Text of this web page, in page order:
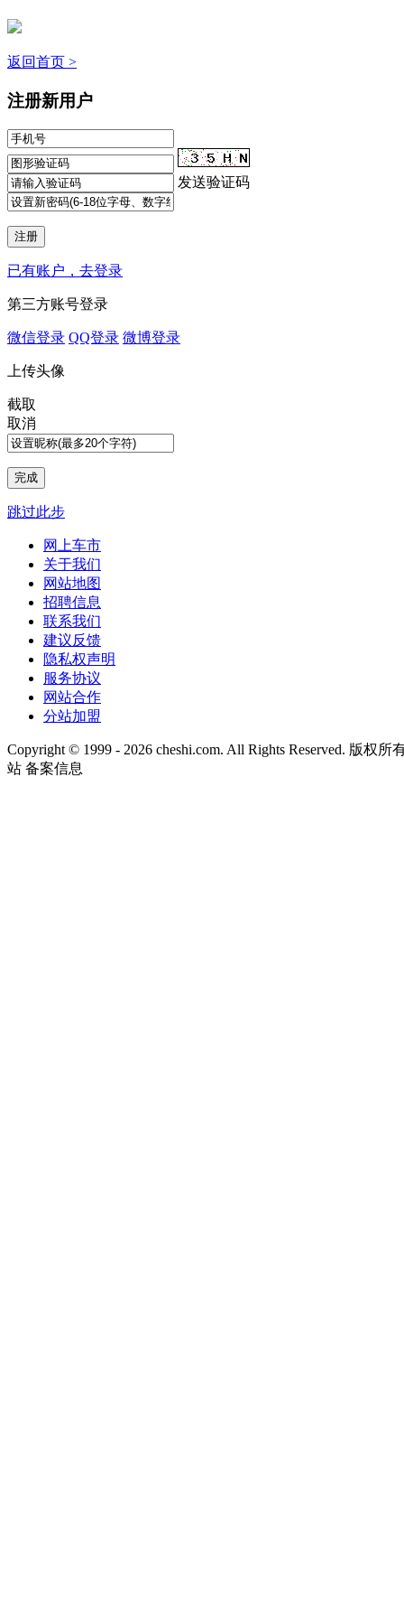
返回首页 >
注册新用户
发送验证码
已有账户，去登录
第三方账号登录
微信登录 QQ登录 微博登录
上传头像
截取
取消
跳过此步
网上车市
关于我们
网站地图
招聘信息
联系我们
建议反馈
隐私权声明
服务协议
网站合作
分站加盟
Copyright © 1999 - 2026 cheshi.com. All Rights Reserved. 版权
站 备案信息